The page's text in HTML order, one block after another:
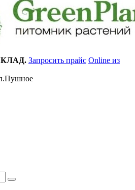
Запросить прайс Online из